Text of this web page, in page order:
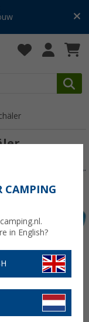
CAMPING
in English?